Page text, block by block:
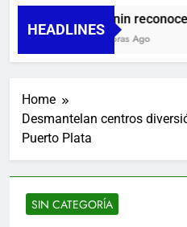
HEADLINES
Guanin
10 Horas Ago
Home
Desmantelan centros
Puerto Plata
SIN CATEGORÍA